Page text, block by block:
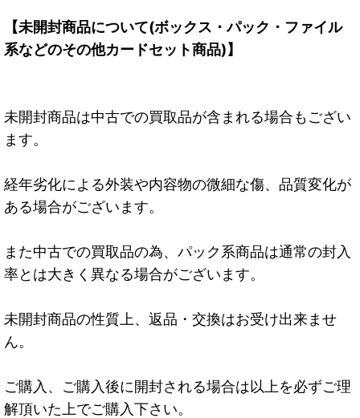
【未開封商品について(ボックス・パック・ファイル
系などのその他カードセット商品)】
未開封商品は中古での買取品が含まれる場合もござい
ます。
経年劣化による外装や内容物の微細な傷、品質変化が
ある場合がございます。
また中古での買取品の為、パック系商品は通常の封入
率とは大きく異なる場合がございます。
未開封商品の性質上、返品・交換はお受け出来ませ
ん。
ご購入、ご購入後に開封される場合は以上を必ずご理
解頂いた上でご購入下さい。